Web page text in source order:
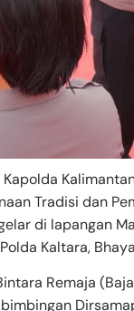
Tradisi dan
di lapangan
Kaltara,
Remaja